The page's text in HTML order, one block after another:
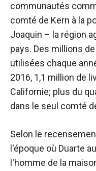
communautés
comté de Kern à la
Joaquin – la région
pays. Des millions
utilisées chaque
2016, 1,1 million de
Californie; plus du
dans le seul comté
Selon le
l'époque où Duarte
l'homme de la